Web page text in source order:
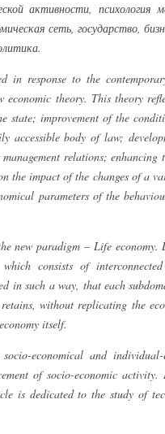
активности,
сеть, государство,
in response to the
economic theory. This theory
state; improvement of the
accessible body of law;
relations; enhancing
the impact of the changes of a
parameters of the
new paradigm – Life economy.
consists of
in such a way, that each
without replicating the
itself.
economical and
of socio-economic
is dedicated to the study of